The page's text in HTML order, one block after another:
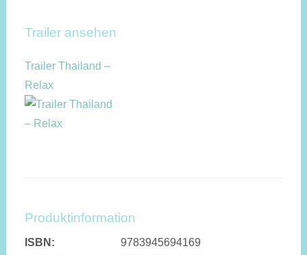
Trailer ansehen
Trailer Thailand –
Relax
Produktinformation
ISBN:
9783945694169